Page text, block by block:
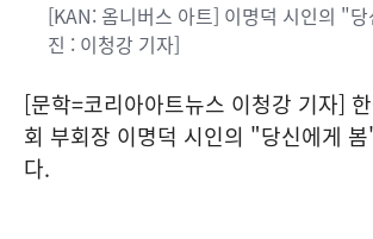
[KAN: 옴니버스 아트] 이명덕 시인의 "
진 : 이청강 기자]
[문학=코리아아트뉴스 이청강 기자]
회 부회장 이명덕 시인의 "당신에게
다.